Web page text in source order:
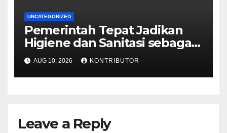
UNCATEGORIZED
Pemerintah Tepat Jadikan
Higiene dan Sanitasi sebagai
Syarat Mutlak MBG
AUG 10, 2026 KONTRIBUTOR
Leave a Reply